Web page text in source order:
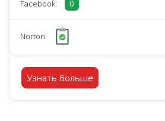
Facebook: 0
Norton:
Узнать больше